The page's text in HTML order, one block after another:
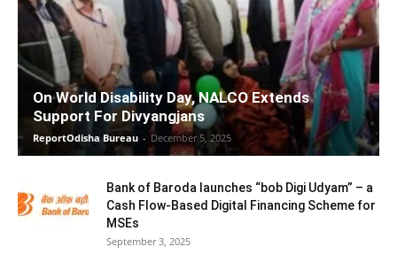
On World Disability Day, NALCO Extends
Support For Divyangjans
ReportOdisha Bureau - December 5, 2025
Bank of Baroda launches “bob Digi Udyam” – a
Cash Flow-Based Digital Financing Scheme for
MSEs
September 3, 2025